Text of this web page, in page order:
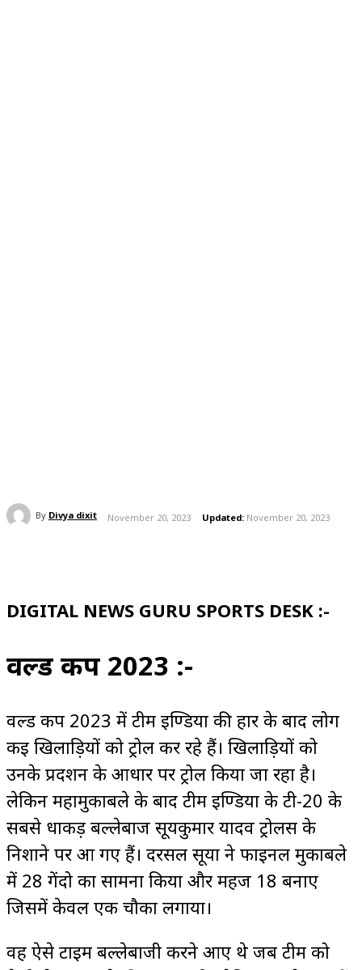
By Divya dixit November 20, 2023 Updated: November 20, 2023
DIGITAL NEWS GURU SPORTS DESK :-
वर्ल्ड कप 2023 :-
वर्ल्ड कप 2023 में टीम इण्डिया की हार के बाद लोग
कई खिलाड़ियों को ट्रोल कर रहे हैं। खिलाड़ियों को
उनके प्रदर्शन के आधार पर ट्रोल किया जा रहा है।
लेकिन महामुकाबले के बाद टीम इण्डिया के टी-20 के
सबसे धाकड़ बल्लेबाज सूर्यकुमार यादव ट्रोलर्स के
निशाने पर आ गए हैं। दरसल सूर्या ने फाइनल मुकाबले
में 28 गेंदो का सामना किया और महज 18 बनाए
जिसमें केवल एक चौका लगाया।
वह ऐसे टाइम बल्लेबाजी करने आए थे जब टीम को